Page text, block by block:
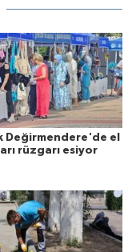
Değirmendere'de el
rüzgarı esiyor